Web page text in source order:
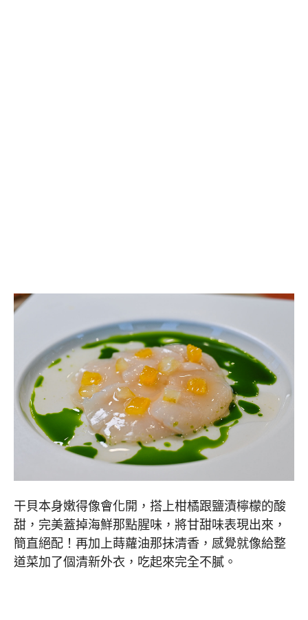
干貝本身嫩得像會化開，搭上柑橘跟鹽漬檸檬的酸
甜，完美蓋掉海鮮那點腥味，將甘甜味表現出來，
簡直絕配！再加上蒔蘿油那抹清香，感覺就像給整
道菜加了個清新外衣，吃起來完全不膩。